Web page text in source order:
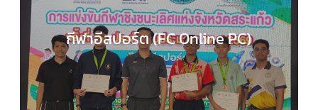
กีฬาอีสปอร์ต (FC Online PC)
COMPUTER SCIENCE
กลุ่มสาระการเรียนรู้วิทยาศ
ละเทคโนโลยี, กิจกรรมของเรา, กิจกรรมนักเรียน,